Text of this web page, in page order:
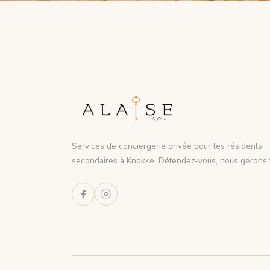
Services de conciergerie privée pour les résidents
secondaires à Knokke. Détendez-vous, nous gérons